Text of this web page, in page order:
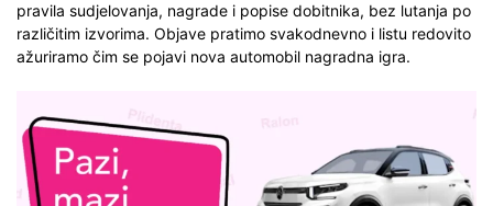
pravila sudjelovanja, nagrade i popise dobitnika, bez lutanja po
različitim izvorima. Objave pratimo svakodnevno i listu redovito
ažuriramo čim se pojavi nova automobil nagradna igra.